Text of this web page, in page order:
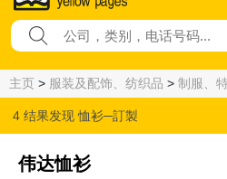
主页 > 服装及配饰、纺织品 > 制服、
4 结果发现恤衫─訂製
伟达恤衫